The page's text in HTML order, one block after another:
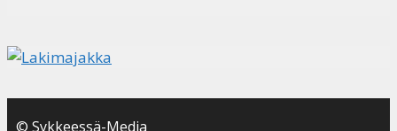
© Sykkeessä-Media